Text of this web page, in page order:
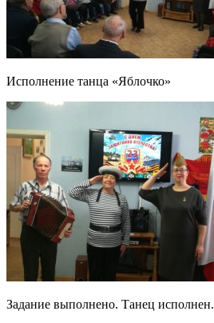
Исполнение танца «Яблочко»
Задание выполнено. Танец исполнен.